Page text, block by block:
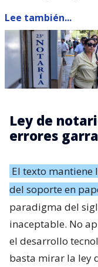
Lee también...
Ley de
errores
El texto mantiene
del soporte en
paradigma del
inaceptable. No
el desarrollo
basta mirar la ley